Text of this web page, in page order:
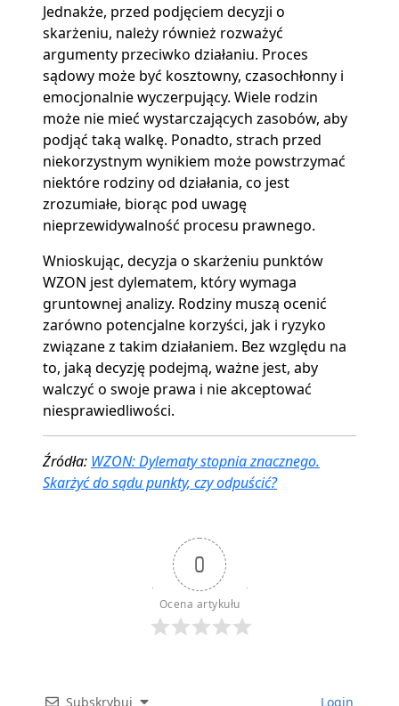
Jednakże, przed podjęciem decyzji o
skarżeniu, należy również rozważyć
argumenty przeciwko działaniu. Proces
sądowy może być kosztowny, czasochłonny i
emocjonalnie wyczerpujący. Wiele rodzin
może nie mieć wystarczających zasobów, aby
podjąć taką walkę. Ponadto, strach przed
niekorzystnym wynikiem może powstrzymać
niektóre rodziny od działania, co jest
zrozumiałe, biorąc pod uwagę
nieprzewidywalność procesu prawnego.
Wnioskując, decyzja o skarżeniu punktów
WZON jest dylematem, który wymaga
gruntownej analizy. Rodziny muszą ocenić
zarówno potencjalne korzyści, jak i ryzyko
związane z takim działaniem. Bez względu na
to, jaką decyzję podejmą, ważne jest, aby
walczyć o swoje prawa i nie akceptować
niesprawiedliwości.
Źródła: WZON: Dylematy stopnia znacznego.
Skarżyć do sądu punkty, czy odpuścić?
0
Ocena artykułu
Subskrybuj Login